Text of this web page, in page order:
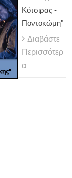
Κότσιρας -
Ποντοκώμη"
Διαβάστε
Περισσότερ
α